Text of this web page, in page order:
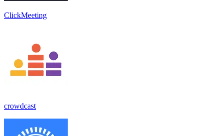
ClickMeeting
crowdcast